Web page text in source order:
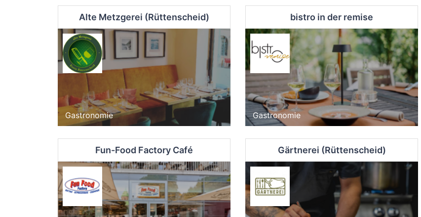
Alte Metzgerei (Rüttenscheid)
Gastronomie
bistro in der remise
Gastronomie
Fun-Food Factory Café Gärtnerei (Rüttenscheid)